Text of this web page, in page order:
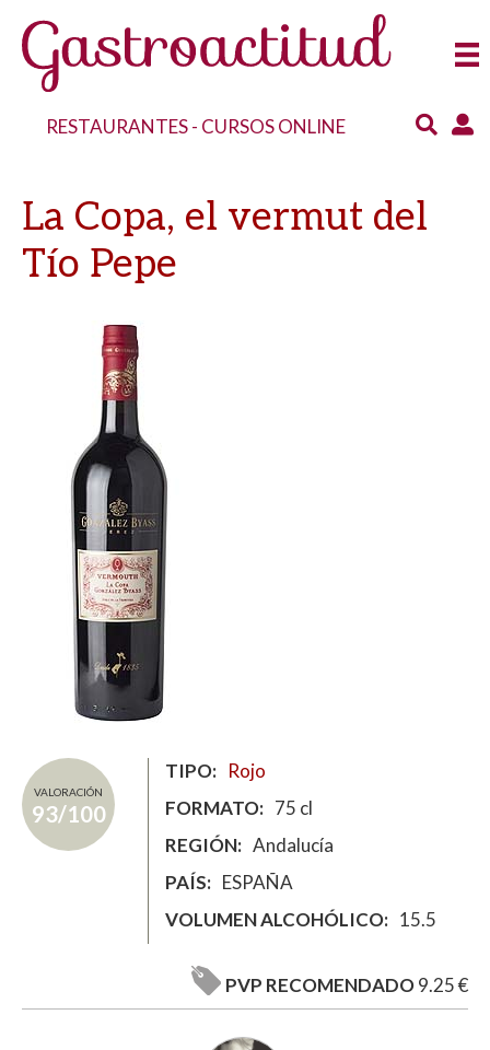
RESTAURANTES- CURSOS ONLINE
La Copa, el vermut del
Tío Pepe
VALORACIÓN
93/100
TIPO
Rojo
FORMATO
75 cl
REGIÓN
Andalucía
PAÍS
ESPAÑA
VOLUMEN ALCOHÓLICO
15.5
PVP RECOMENDADO9.25 €